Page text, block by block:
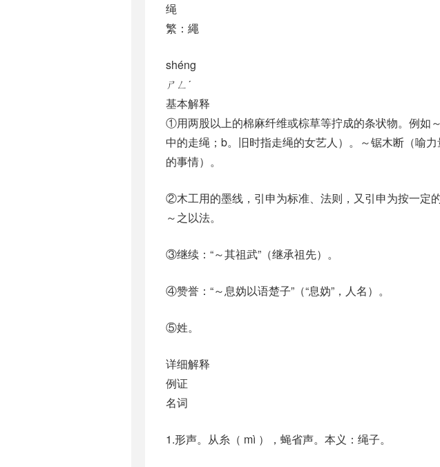
绳
繁：繩
shéng
ㄕㄥˊ
基本解释
①用两股以上的棉麻纤维或棕草等拧成的条状物。例如
中的走绳；b。旧时指走绳的女艺人）。～锯木断（喻
的事情）。
②木工用的墨线，引申为标准、法则，又引申为按一定
～之以法。
③继续：“～其祖武”（继承祖先）。
④赞誉：“～息妫以语楚子”（“息妫”，人名）。
⑤姓。
详细解释
例证
名词
1.形声。从糸（ mì ），蝇省声。本义：绳子。